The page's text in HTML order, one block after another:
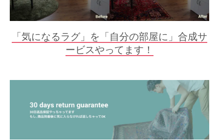
「気になるラグ」を「自分の部屋に」合成サ
ービスやってます！